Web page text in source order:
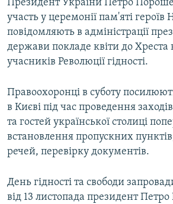
Президент України Петро
участь у церемонії пам'яті героїв
повідомляють в адміністрації
держави покладе квіти до Хреста
учасників Революції гідності.
Правоохоронці в суботу
в Києві під час проведення
та гостей української столиці
встановлення пропускних
речей, перевірку документів.
День гідності та свободи
від 13 листопада президент